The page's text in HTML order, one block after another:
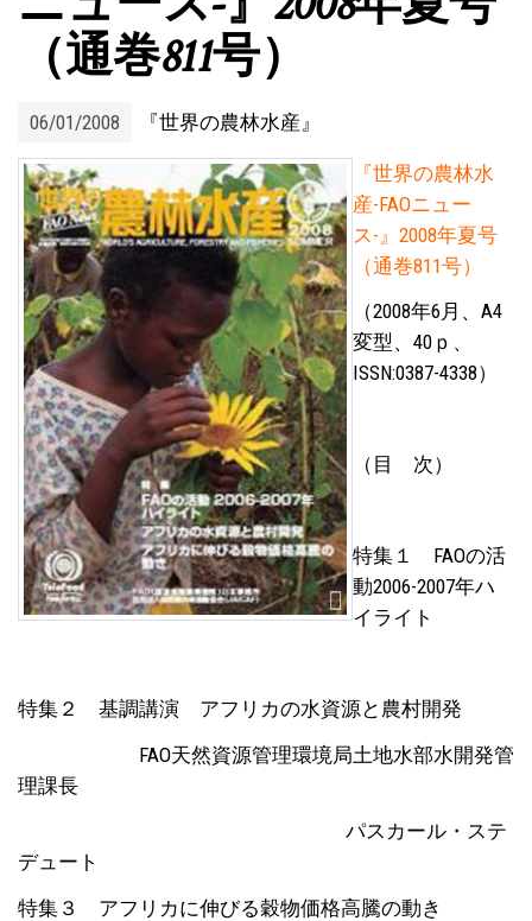
（通巻811号）
06/01/2008 『世界の農林水産』
『世界の農林水
産-FAOニュー
ス-』2008年夏号
（通巻811号）
（2008年6月、A4
変型、40ｐ、
ISSN:0387-4338）
（目 次）
特集１ FAOの活
動2006-2007年ハ
イライト
特集２ 基調講演 アフリカの水資源と農村開発
FAO天然資源管理環境局土地水部水開発管
理課長
パスカール・ステ
デュート
特集３ アフリカに伸びる穀物価格高騰の動き